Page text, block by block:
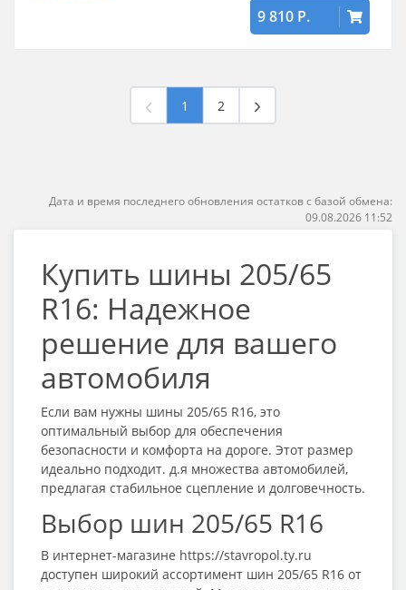
9 810 Р.
1 2
Дата и время последнего обновления остатков с базой обмена:
09.08.2026 11:52
Купить шины 205/65
R16: Надежное
решение для вашего
автомобиля
Если вам нужны шины 205/65 R16, это
оптимальный выбор для обеспечения
безопасности и комфорта на дороге. Этот размер
идеально подходит. д.я множества автомобилей,
предлагая стабильное сцепление и долговечность.
Выбор шин 205/65 R16
В интернет-магазине https://stavropol.ty.ru
доступен широкий ассортимент шин 205/65 R16 от